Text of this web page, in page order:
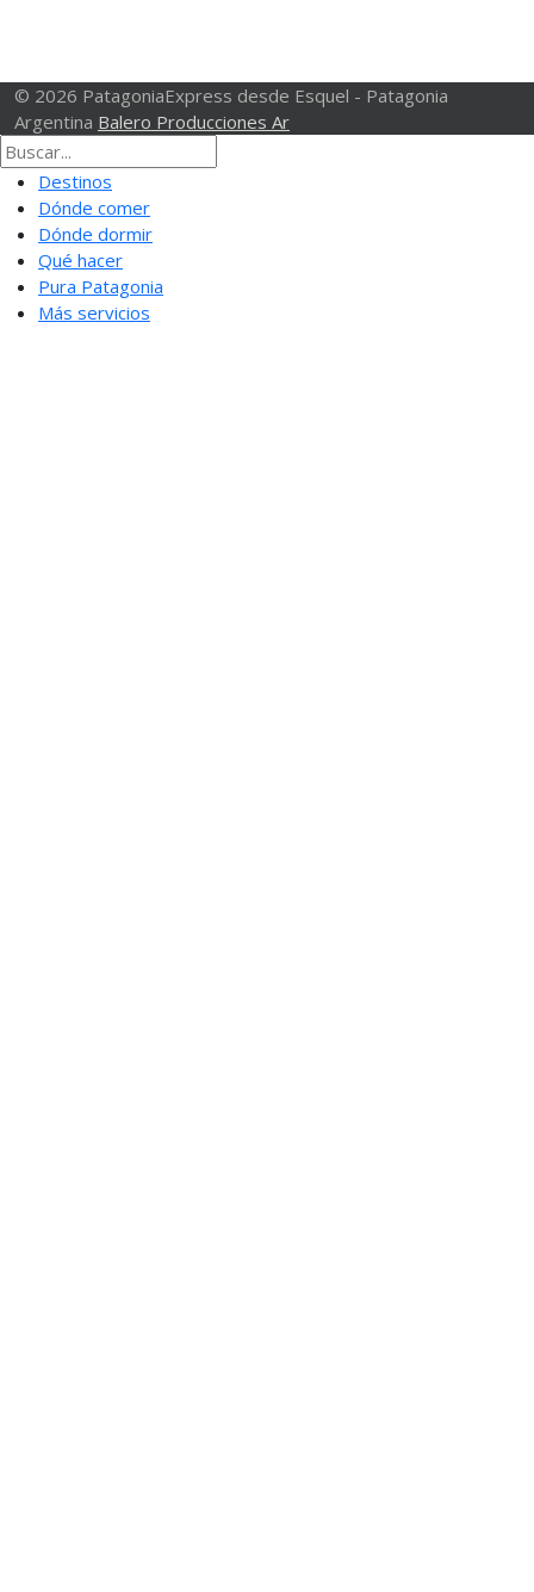
© 2026 PatagoniaExpress desde Esquel - Patagonia
Argentina Balero Producciones Ar
Destinos
Dónde comer
Dónde dormir
Qué hacer
Pura Patagonia
Más servicios